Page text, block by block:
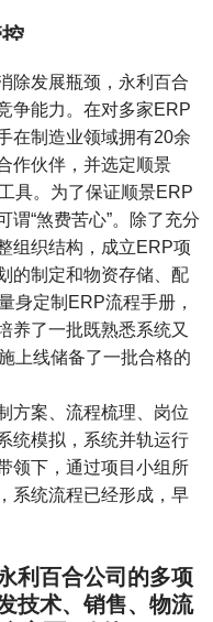
除发展瓶颈，永利百合
争能力。在对多家ERP
在制造业领域拥有20余
作伙伴，并选定顺景
具。为了保证顺景ERP
谓“煞费苦心”。除了充分
组织结构，成立ERP项
的制定和物资存储、配
身定制ERP流程手册，
了一批既熟悉系统又
上线储备了一批合格的
方案、流程梳理、岗位
统模拟，系统并轨运行
领下，通过项目小组所
系统流程已经形成，早
利百合公司的多项
技术、销售、物流